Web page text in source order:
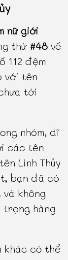
nữ giới
thứ #48 về
112 đệm
với tên
tới
nhóm, dĩ
các tên
Linh Thủy
bạn đã có
không
trọng hàng
khác có thể